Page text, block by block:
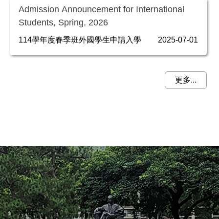
114學年度春季班外國學生申請入學 2025-07-01
Admission Announcement for International
Students, Spring, 2026
更多...